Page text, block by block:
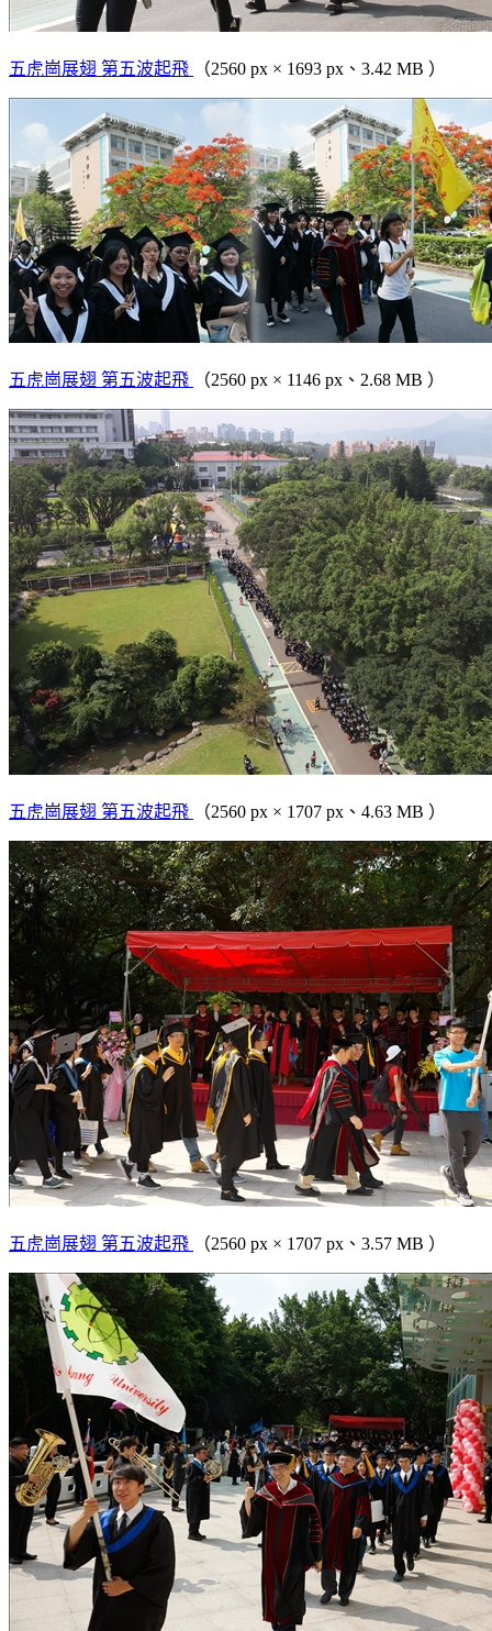
五虎崗展翅 第五波起飛 （2560 px × 1693 px、3.42 MB ）
五虎崗展翅 第五波起飛 （2560 px × 1146 px、2.68 MB ）
五虎崗展翅 第五波起飛 （2560 px × 1707 px、4.63 MB ）
五虎崗展翅 第五波起飛 （2560 px × 1707 px、3.57 MB ）